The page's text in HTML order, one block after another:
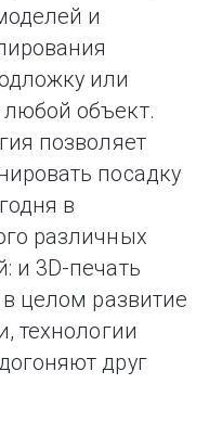
и
или
объект.
позволяет
посадку
в
различных
и 3D-печать
целом развитие
технологии
друг